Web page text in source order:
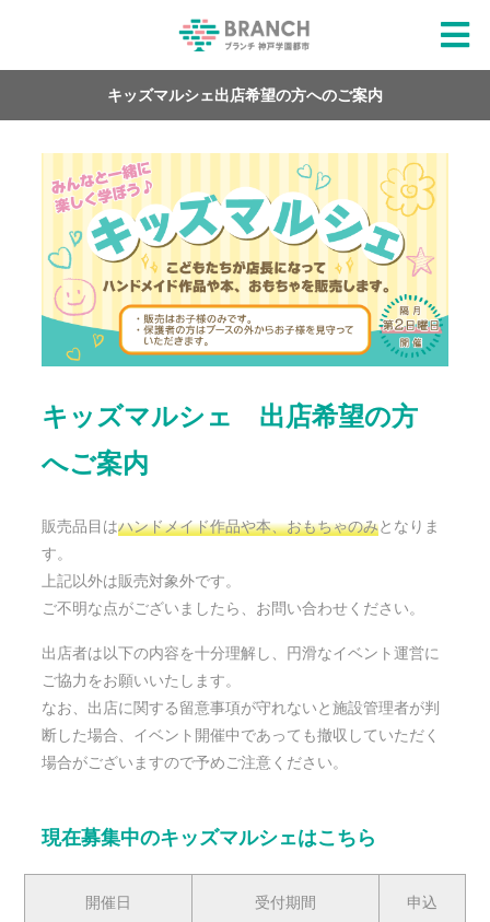
キッズマルシェ出店希望の方へのご案内
キッズマルシェ 出店希望の方
へご案内
販売品目はハンドメイド作品や本、おもちゃのみとなりま
す。
上記以外は販売対象外です。
ご不明な点がございましたら、お問い合わせください。
出店者は以下の内容を十分理解し、円滑なイベント運営に
ご協力をお願いいたします。
なお、出店に関する留意事項が守れないと施設管理者が判
断した場合、イベント開催中であっても撤収していただく
場合がございますので予めご注意ください。
現在募集中のキッズマルシェはこちら
開催日 受付期間 申込